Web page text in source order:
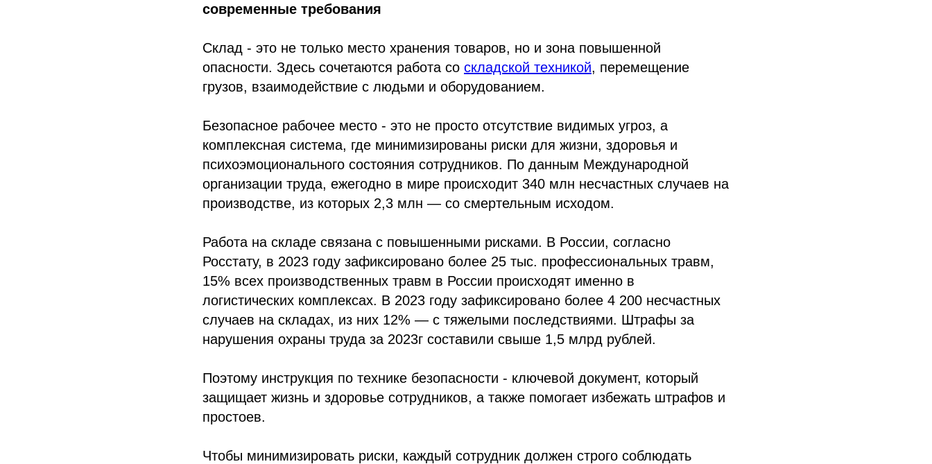
современные требования
Склад - это не только место хранения товаров, но и зона повышенной
опасности. Здесь сочетаются работа со складской техникой, перемещение
грузов, взаимодействие с людьми и оборудованием.
Безопасное рабочее место - это не просто отсутствие видимых угроз, а
комплексная система, где минимизированы риски для жизни, здоровья и
психоэмоционального состояния сотрудников. По данным Международной
организации труда, ежегодно в мире происходит 340 млн несчастных случаев на
производстве, из которых 2,3 млн — со смертельным исходом.
Работа на складе связана с повышенными рисками. В России, согласно
Росстату, в 2023 году зафиксировано более 25 тыс. профессиональных травм,
15% всех производственных травм в России происходят именно в
логистических комплексах. В 2023 году зафиксировано более 4 200 несчастных
случаев на складах, из них 12% — с тяжелыми последствиями. Штрафы за
нарушения охраны труда за 2023г составили свыше 1,5 млрд рублей.
Поэтому инструкция по технике безопасности - ключевой документ, который
защищает жизнь и здоровье сотрудников, а также помогает избежать штрафов и
простоев.
Чтобы минимизировать риски, каждый сотрудник должен строго соблюдать